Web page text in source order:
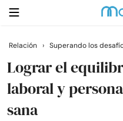
Buscar
Casarse
Relación › Superando los
Lograr el
laboral y
sana